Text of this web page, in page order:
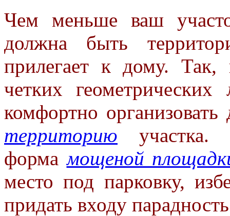
Чем меньше ваш
должна быть
прилегает к дому. Так,
четких
комфортно
территорию участка.
формамощеной
место под парковку,
придать входу